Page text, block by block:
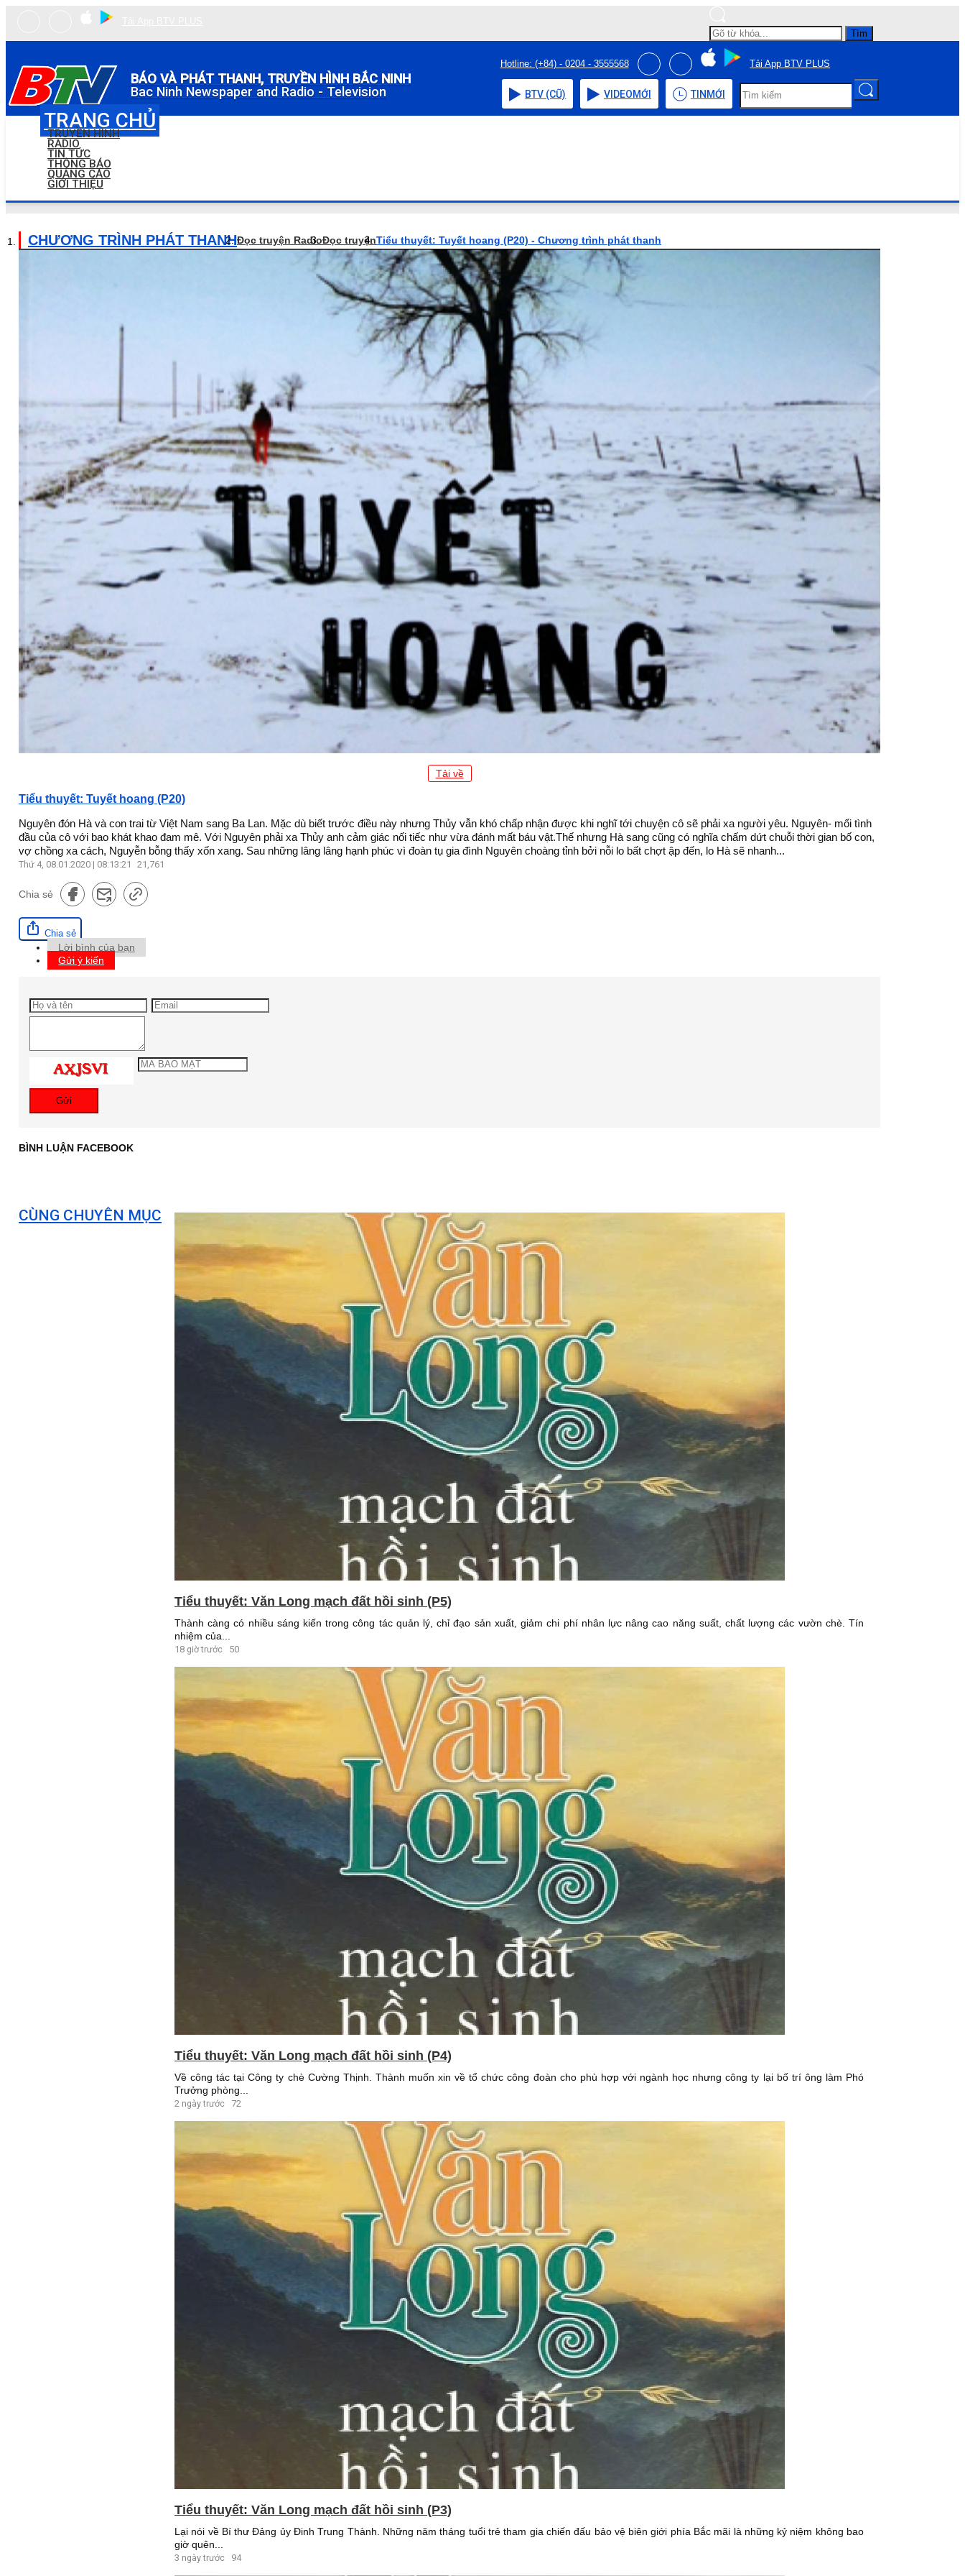
Tìm
BÁO VÀ PHÁT THANH, TRUYỀN HÌNH BẮC NINH
Bac Ninh Newspaper and Radio - Television
Hotline: (+84) - 0204 - 3555568 Tải App BTV PLUS
BTV (CŨ) VIDEOMỚI TIN MỚI
TRANG CHỦ
TRUYỀN HÌNH
RADIO
TIN TỨC
THÔNG BÁO
QUẢNG CÁO
GIỚI THIỆU
CHƯƠNG TRÌNH PHÁT THANHĐọc truyện RadioĐọc truyệnTiểu thuyết: Tuyết hoang (P20) - Chương trình phát thanh
Tải về
Tiểu thuyết: Tuyết hoang (P20)
Nguyên đón Hà và con trai từ Việt Nam sang Ba Lan. Mặc dù biết trước điều này nhưng Thủy vẫn khó chấp nhận được khi nghĩ tới chuyện cô sẽ phải xa người yêu. Nguyên- mối tình
đầu của cô với bao khát khao đam mê. Với Nguyên phải xa Thủy anh cảm giác nối tiếc như vừa đánh mất báu vật.Thế nhưng Hà sang cũng có nghĩa chấm dứt chuỗi thời gian bố con,
vợ chồng xa cách, Nguyễn bỗng thấy xốn xang. Sau những lâng lâng hạnh phúc vì đoàn tụ gia đình Nguyên choàng tỉnh bởi nỗi lo bất chợt ập đến, lo Hà sẽ nhanh...
Thứ 4, 08.01.2020 | 08:13:21 21,761
Chia sẻ
Chia sẻ
Lời bình của bạn
Gửi ý kiến
Gửi
BÌNH LUẬN FACEBOOK
CÙNG CHUYÊN MỤC
Tiểu thuyết: Văn Long mạch đất hồi sinh (P5)
Thành càng có nhiều sáng kiến trong công tác quản lý, chỉ đạo sản xuất, giảm chi phí nhân lực nâng cao năng suất, chất lượng các vườn chè. Tín
nhiệm của...
18 giờ trước 50
Tiểu thuyết: Văn Long mạch đất hồi sinh (P4)
Về công tác tại Công ty chè Cường Thịnh. Thành muốn xin về tổ chức công đoàn cho phù hợp với ngành học nhưng công ty lại bố trí ông làm Phó
Trưởng phòng...
2 ngày trước 72
Tiểu thuyết: Văn Long mạch đất hồi sinh (P3)
Lại nói về Bí thư Đảng ủy Đinh Trung Thành. Những năm tháng tuổi trẻ tham gia chiến đấu bảo vệ biên giới phía Bắc mãi là những kỷ niệm không bao
giờ quên...
3 ngày trước 94